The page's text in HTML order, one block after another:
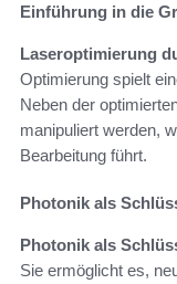
Einführung in die
Laseroptimierung
Optimierung spielt
Neben der
manipuliert werden,
Bearbeitung führt.
Photonik als
Photonik als
Sie ermöglicht es,